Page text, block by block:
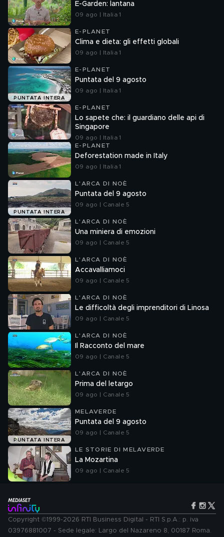
E-Garden: lantana
09 ago | Italia 1
E-PLANET
Clima e dieta: gli effetti globali
09 ago | Italia 1
PUNTATA INTERA
E-PLANET
Puntata del 9 agosto
09 ago | Italia 1
E-PLANET
Lo sapete che: il guardiano delle api di
Singapore
09 ago | Italia 1
E-PLANET
Deforestation made in Italy
09 ago | Italia 1
PUNTATA INTERA
L'ARCA DI NOÈ
Puntata del 9 agosto
09 ago | Canale 5
L'ARCA DI NOÈ
Una miniera di emozioni
09 ago | Canale 5
L'ARCA DI NOÈ
Accavalliamoci
09 ago | Canale 5
L'ARCA DI NOÈ
Le difficoltà degli imprenditori di Linosa
09 ago | Canale 5
L'ARCA DI NOÈ
Il Racconto del mare
09 ago | Canale 5
L'ARCA DI NOÈ
Prima del letargo
09 ago | Canale 5
PUNTATA INTERA
MELAVERDE
Puntata del 9 agosto
09 ago | Canale 5
LE STORIE DI MELAVERDE
La Mozartina
09 ago | Canale 5
Copyright ©1999-2026 RTI Business Digital - RTI S.p.A.: p. iva
03976881007 - Sede legale: Largo del Nazareno 8, 00187 Roma.